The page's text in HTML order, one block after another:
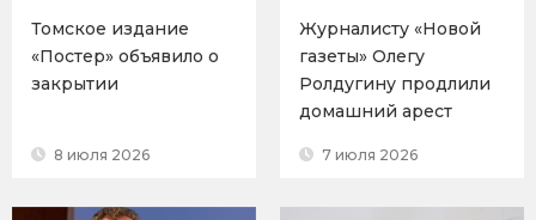
Томское издание
«Постер» объявило о
закрытии
8 июля 2026
Журналисту «Новой
газеты» Олегу
Ролдугину продлили
домашний арест
7 июля 2026